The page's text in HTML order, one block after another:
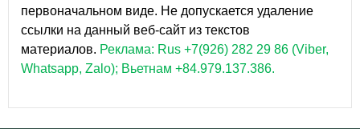
первоначальном виде. Не допускается удаление
ссылки на данный веб-сайт из текстов
материалов. Реклама: Rus +7(926) 282 29 86 (Viber,
Whatsapp, Zalo); Вьетнам +84.979.137.386.